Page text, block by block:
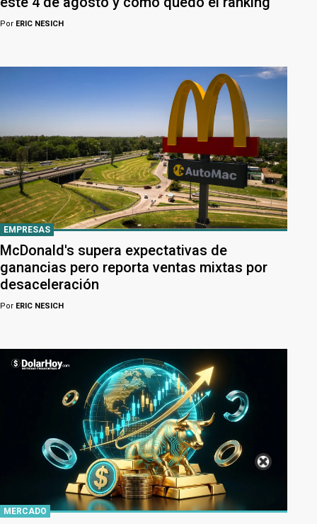
Por ERIC NESICH
EMPRESAS
McDonald's supera expectativas de
ganancias pero reporta ventas mixtas por
desaceleración
Por ERIC NESICH
MERCADO